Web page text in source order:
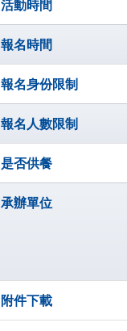
活動時間
報名時間
報名身份限制
報名人數限制
是否供餐
承辦單位
附件下載